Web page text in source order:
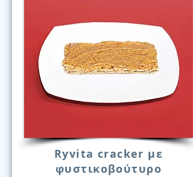
Ryvita cracker με
φυστικοβούτυρο